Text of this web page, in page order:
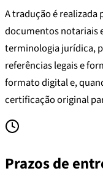
A tradução é realizada
documentos notariais
terminologia jurídica,
referências legais e
formato digital e,
certificação original
Prazos de